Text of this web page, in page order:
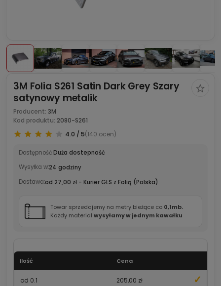
3M Folia S261 Satin Dark Grey Szary
satynowy metalik
Producent: 3M
Kod produktu: 2080-S261
4.0 / 5(140 ocen)
Dostępność:Duża dostepność
Wysyłka w:24 godziny
Dostawa:od 27,00 zł - Kurier GLS z Folią (Polska)
Towar sprzedajemy na metry bieżące co 0,1mb.
Każdy materiałwysyłamy w jednym kawałku
Ilość Cena
od 0.1 205,00 zł